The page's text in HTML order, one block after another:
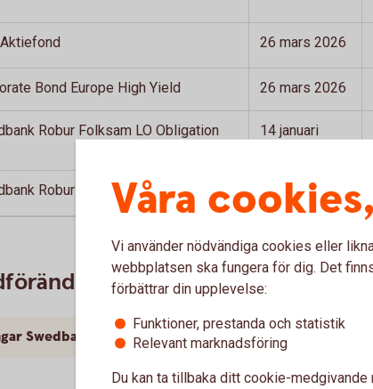
26 mars 2026
Bond Europe High Yield 26 mars 2026
Robur Folksam LO Obligation
14 januari
Robur Access Asien 7 januari 2026
Swedbank Robur
Swedbank Robur
Våra
Vi använder nödvändiga cookies eller
webbplatsen ska fungera för dig. Det
förbättrar din upplevelse:
Funktioner, prestanda och statistik
Relevant marknadsföring
Du kan ta tillbaka ditt cookie-